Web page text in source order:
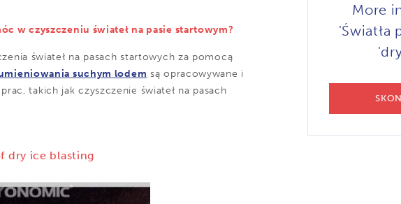
w czyszczeniu świateł na pasie startowym?
świateł na pasach startowych za pomocą
suchym lodem są opracowywane i
takich jak czyszczenie świateł na pasach
More
'Światła
dry ice blasting